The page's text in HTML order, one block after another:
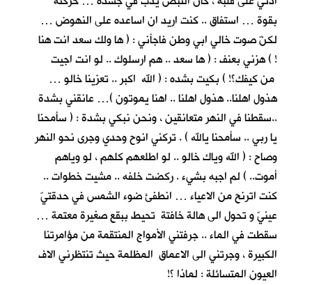
بقوة … استفاق .. كنت اريد ان اساعده على النهوض …
لكنّ صوت خالي ابي وطن فاجأني : ( ها ولك سعد انت هنا
! ) هزني بعنف : ( ها سعد .. هم ارسلوك .. لو انت اجيت
من كيفك؟! ) بكيت بشده : ( الله اكبر .. تعزينا خالو …
هذول اهلنا.. هذول اهلنا .. اهنا يموتون )… عانقني بشدة
..سقطنا في النهر متعانقين ، ونحن نبكي بشدة : ( سأمحنا
يا ربي .. سأمحنا يالله ) . تركني انوح وحدي وجرى نحو النهر
وصاح : ( الله وياك خالو .. لو اطلعهم كلهم ، لو وياهم
أموت.. ) لم اجبه بشيء . ركضت خلفه .. مشيت خطوات ..
كنت اترنح من الاعياء … انطفئ ضوء الشمس في حدقتيّ
عينيّ و تحول الى هالة خافتة تحيط ببقع صغيرة معتمة …
سقطت في الماء .. جرفتني الأمواج المنتقمة من مؤامرتنا
الكبيرة ، وجرتني الى الاعماق المظلمة حيث تنتظرني الاف
العيون المتسائلة : لماذا ؟!